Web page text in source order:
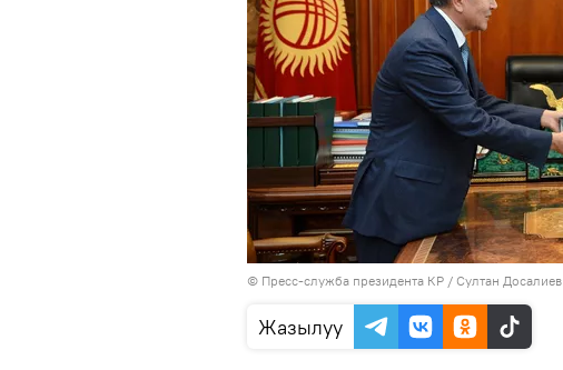
© Пресс-служба президента КР / Султан Досалиев
Жазылуу